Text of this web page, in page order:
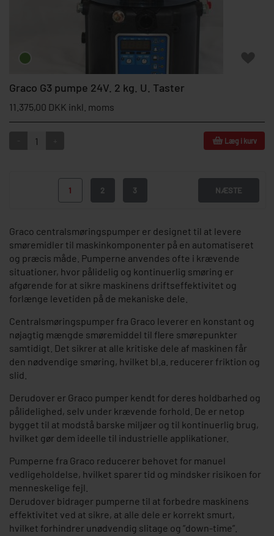
Graco G3 pumpe 24V. 2 kg. U. Taster
11.375,00 DKK inkl. moms
Læg i kurv
1 2 3 NÆSTE
Graco centralsmøringspumper er designet til at levere
smøremidler til maskinkomponenter på en automatiseret
og præcis måde. Pumperne anvendes ofte i krævende
situationer, hvor pålidelig og kontinuerlig smøring er
afgørende for at sikre maskinens driftseffektivitet og
forlænge levetiden på de mekaniske dele.
Centralsmøringspumper fra Graco leverer en konstant og
nøjagtig mængde smøremiddel til flere smørepunkter
samtidigt. Det sikrer at alle kritiske dele af maskinen får
den nødvendige smøring, hvilket bl.a. reducerer friktion og
slid.
Derudover er Graco pumper kendt for deres holdbarhed og
pålidelighed, selv under krævende forhold. De er netop
bygget til at modstå barske miljøer og til kontinuerlig brug,
hvilket gør dem ideelle til industrielle applikationer.
Pumperne fra Graco reducerer behovet for manuel
vedligeholdelse, hvilket sparer tid og mindsker risikoen for
menneskelige fejl.
Derudover bidrager pumperne til at forbedre maskinens
effektivitet ved at sikre, at alle dele er korrekt smurt,
hvilket forhindrer unødvendig slitage og ”down-time”.